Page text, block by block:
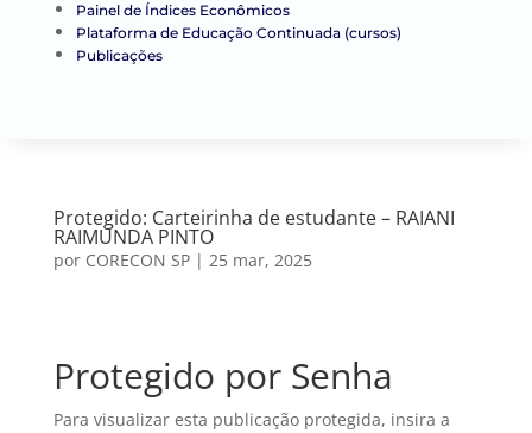
Painel de Índices Econômicos
Plataforma de Educação Continuada (cursos)
Publicações
Protegido: Carteirinha de estudante – RAIANI
RAIMUNDA PINTO
por CORECON SP| 25 mar, 2025
Protegido por Senha
Para visualizar esta publicação protegida, insira a